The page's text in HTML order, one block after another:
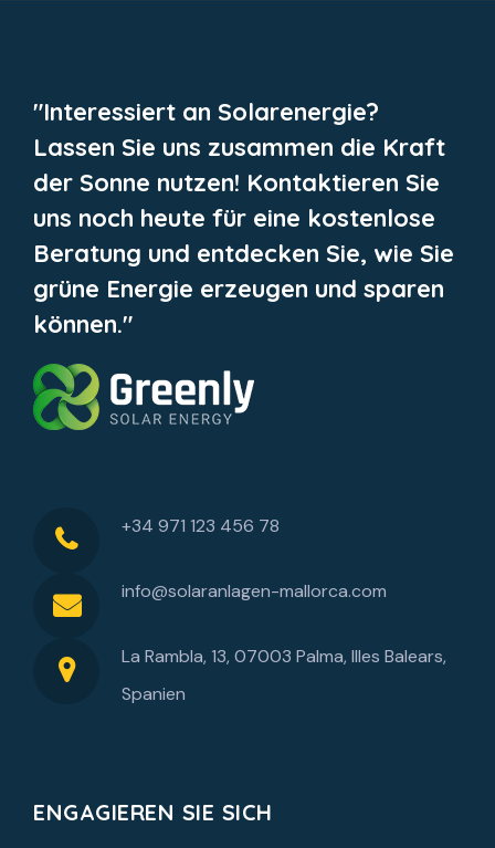
"Interessiert an Solarenergie?
Lassen Sie uns zusammen die Kraft
der Sonne nutzen! Kontaktieren Sie
uns noch heute für eine kostenlose
Beratung und entdecken Sie, wie Sie
grüne Energie erzeugen und sparen
können."
+34 971 123 456 78
info@solaranlagen-mallorca.com
La Rambla, 13, 07003 Palma, Illes Balears,
Spanien
ENGAGIEREN SIE SICH